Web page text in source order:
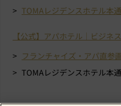
TOMAレジデンスホテル本
【公式】アパホテル｜ビジネ
フランチャイズ・アパ直参
TOMAレジデンスホテル本